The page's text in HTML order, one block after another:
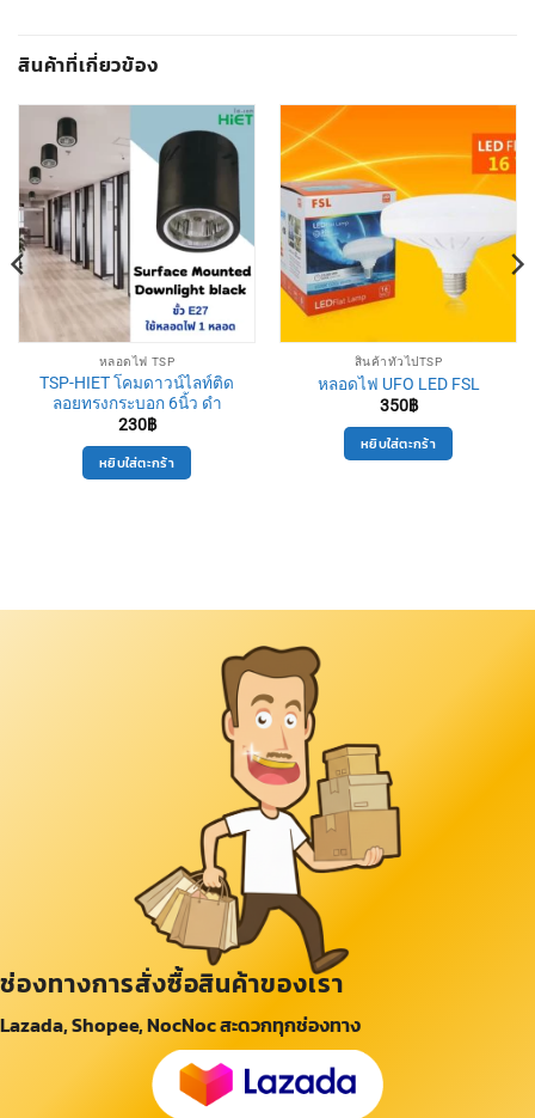
สินค้าที่เกี่ยวข้อง
หลอดไฟ TSP
TSP-HIET โคมดาวน์ไลท์ติด
ลอยทรงกระบอก 6นิ้ว ดำ
230฿
หยิบใส่ตะกร้า
สินค้าทั่วไปTSP
หลอดไฟ UFO LED FSL
350฿
หยิบใส่ตะกร้า
ช่องทางการสั่งซื้อสินค้าของเรา
Lazada, Shopee, NocNoc สะดวกทุกช่องทาง